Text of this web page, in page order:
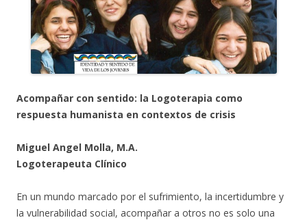
Acompañar con sentido: la Logoterapia como
respuesta humanista en contextos de crisis
Miguel Angel Molla, M.A.
Logoterapeuta Clínico
En un mundo marcado por el sufrimiento, la incertidumbre y
la vulnerabilidad social, acompañar a otros no es solo una